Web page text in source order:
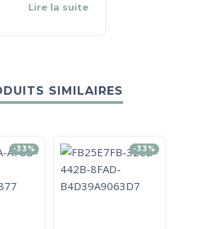
Lire la suite
SIMILAIRES
-33% -33%